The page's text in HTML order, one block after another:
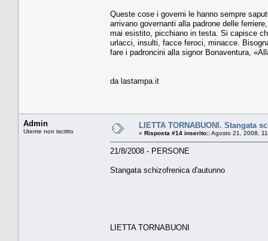
Queste cose i governi le hanno sempre
arrivano governanti alla padrone delle
mai esistito, picchiano in testa. Si capisce
urlacci, insulti, facce feroci, minacce.
fare i padroncini alla signor Bonaventura,
da lastampa.it
Admin
Utente non iscritto
LIETTA TORNABUONI. Stangata
« Risposta #14 inserito::Agosto 21, 2008,
21/8/2008 - PERSONE
Stangata schizofrenica d'autunno
LIETTA TORNABUONI